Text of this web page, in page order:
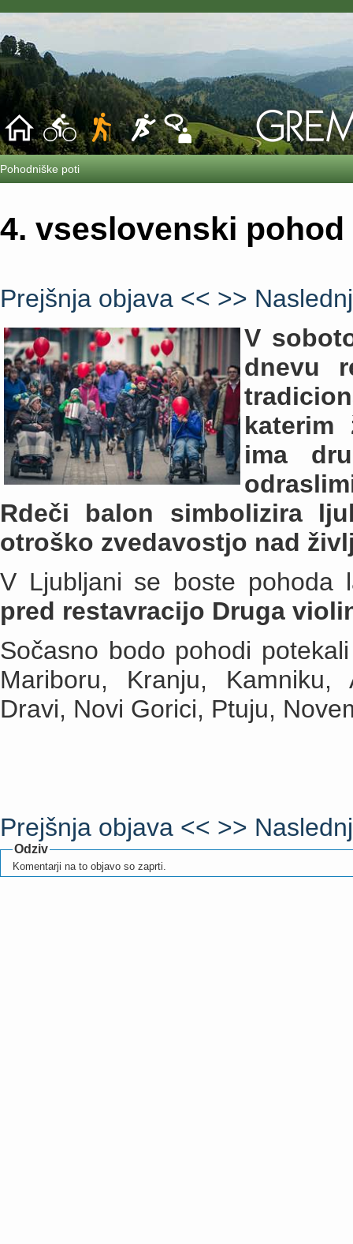
Pohodniške poti
4. vseslovenski
Prejšnja objava << >>
V
dnevu
katerim
ima
Rdeči balon simbolizira
otroško zvedavostjo nad
V Ljubljani se boste pohoda
pred restavracijo Druga
Sočasno bodo pohodi
Mariboru, Kranju, Kamniku,
Dravi, Novi Gorici, Ptuju,
Prejšnja objava << >>
Odziv
Komentarji na to objavo so zaprti.